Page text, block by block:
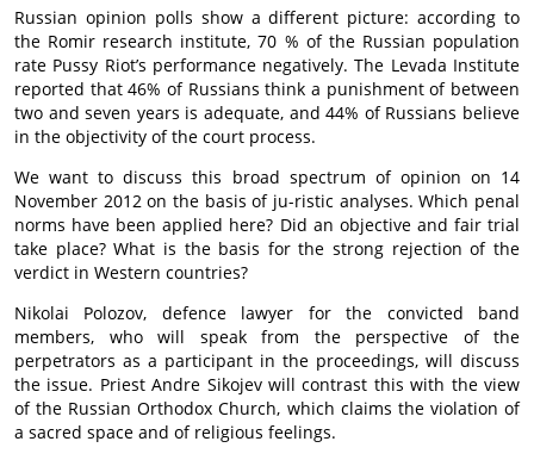
Russian opinion polls show a different picture: according to
the Romir research institute, 70 % of the Russian population
rate Pussy Riot’s performance negatively. The Levada Institute
reported that 46% of Russians think a punishment of between
two and seven years is adequate, and 44% of Russians believe
in the objectivity of the court process.
We want to discuss this broad spectrum of opinion on 14
November 2012 on the basis of ju-ristic analyses. Which penal
norms have been applied here? Did an objective and fair trial
take place? What is the basis for the strong rejection of the
verdict in Western countries?
Nikolai Polozov, defence lawyer for the convicted band
members, who will speak from the perspective of the
perpetrators as a participant in the proceedings, will discuss
the issue. Priest Andre Sikojev will contrast this with the view
of the Russian Orthodox Church, which claims the violation of
a sacred space and of religious feelings.